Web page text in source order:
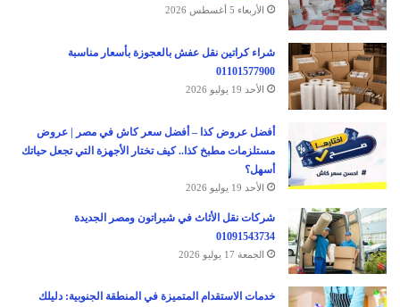
الأربعاء 5 أغسطس 2026
شراء كراتين نقل عفش بالعجوزة بأسعار مناسبة
01101577900
الأحد 19 يوليو 2026
أفضل عروض كذا – أفضل سعر كاش في مصر | عروض
مستلزمات مطبخ كذا.. كيف تختار الأجهزة التي تجعل حياتك
أسهل؟
الأحد 19 يوليو 2026
شركات نقل الأثاث في شيراتون ومصر الجديدة
01091543734
الجمعة 17 يوليو 2026
خدمات الاستقدام المتميزة في المنطقة الجنوبية: دليلك